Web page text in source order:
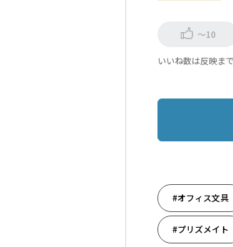
～10
いいね数は反映ま
#オフィス文具
#プリズメイト